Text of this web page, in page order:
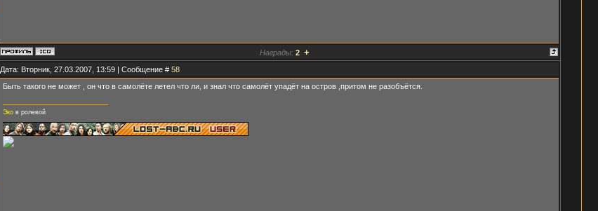
Награды: 2 +
Дата: Вторник, 27.03.2007, 13:59 | Сообщение # 58
Быть такого не может , он что в самолёте летел что ли, и знал что самолёт упадёт на остров ,притом не разобъётся.
Эков ролевой